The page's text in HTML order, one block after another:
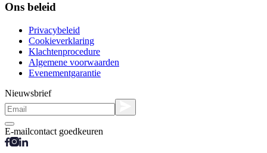
Ons beleid
Privacybeleid
Cookieverklaring
Klachtenprocedure
Algemene voorwaarden
Evenementgarantie
Nieuwsbrief
E-mailcontact goedkeuren